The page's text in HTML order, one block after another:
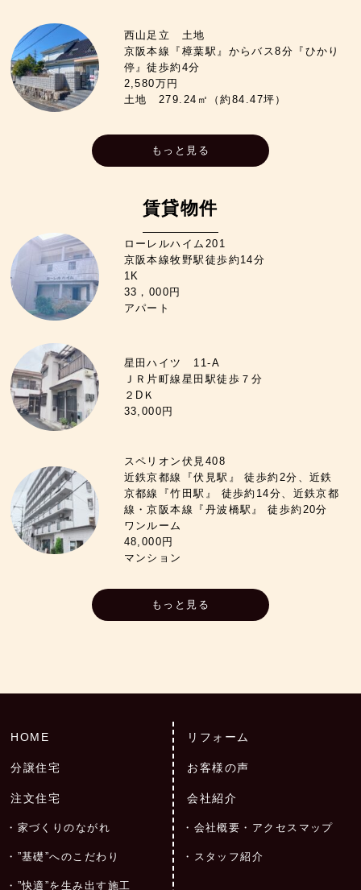
西山足立 土地
京阪本線『樟葉駅』からバス8分『ひかり
停』徒歩約4分
2,580万円
土地 279.24㎡（約84.47坪）
もっと見る
賃貸物件
ローレルハイム201
京阪本線牧野駅徒歩約14分
1K
33，000円
アパート
星田ハイツ 11-A
ＪＲ片町線星田駅徒歩７分
２DＫ
33,000円
スペリオン伏見408
近鉄京都線『伏見駅』 徒歩約2分、近鉄
京都線『竹田駅』 徒歩約14分、近鉄京都
線・京阪本線『丹波橋駅』 徒歩約20分
ワンルーム
48,000円
マンション
もっと見る
HOME
分譲住宅
注文住宅
家づくりのながれ
”基礎”へのこだわり
”快適”を生み出す施工
リフォーム
お客様の声
会社紹介
会社概要・アクセスマップ
スタッフ紹介